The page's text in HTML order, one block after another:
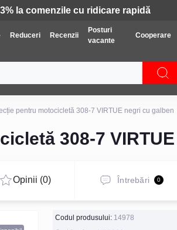
Livrare gratuită
Reduceri Recenzii
Posturi
vacante
Cooperare
pentru motocicletă 308-7 VIRTUE negri cu galben
308-7
Opinii (0) Întrebări 0
Codul produsului: 14978